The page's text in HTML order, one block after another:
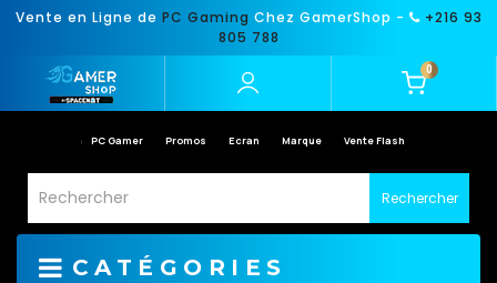
Vente en Ligne de PC Gaming Chez GamerShop -
+216 93
805 788
0
PC Gamer Promos Ecran Marque Vente Flash
Rechercher
CATÉGORIES